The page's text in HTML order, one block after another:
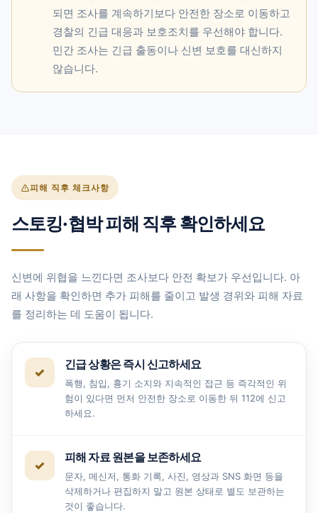
되면 조사를 계속하기보다 안전한 장소로 이동하고
경찰의 긴급 대응과 보호조치를 우선해야 합니다.
민간 조사는 긴급 출동이나 신변 보호를 대신하지
않습니다.
피해 직후 체크사항
스토킹·협박 피해 직후 확인하세요
신변에 위협을 느낀다면 조사보다 안전 확보가 우선입니다. 아
래 사항을 확인하면 추가 피해를 줄이고 발생 경위와 피해 자료
를 정리하는 데 도움이 됩니다.
긴급 상황은 즉시 신고하세요
폭행, 침입, 흉기 소지와 지속적인 접근 등 즉각적인 위
험이 있다면 먼저 안전한 장소로 이동한 뒤 112에 신고
하세요.
피해 자료 원본을 보존하세요
문자, 메신저, 통화 기록, 사진, 영상과 SNS 화면 등을
삭제하거나 편집하지 말고 원본 상태로 별도 보관하는
것이 좋습니다.